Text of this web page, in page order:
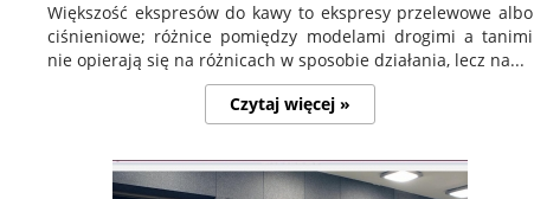
Większość ekspresów do kawy to ekspresy przelewowe albo
ciśnieniowe; różnice pomiędzy modelami drogimi a tanimi
nie opierają się na różnicach w sposobie działania, lecz na...
Czytaj więcej »